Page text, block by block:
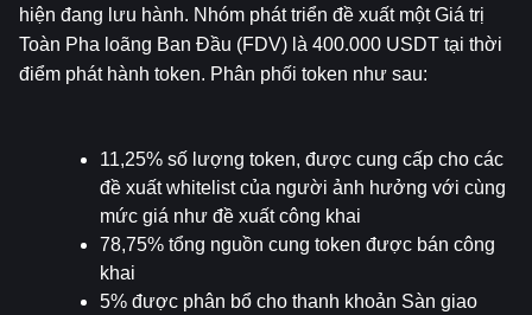
hiện đang lưu hành. Nhóm phát triển đề xuất một Giá trị
Toàn Pha loãng Ban Đầu (FDV) là 400.000 USDT tại thời
điểm phát hành token. Phân phối token như sau:
11,25% số lượng token, được cung cấp cho các
đề xuất whitelist của người ảnh hưởng với cùng
mức giá như đề xuất công khai
78,75% tổng nguồn cung token được bán công
khai
5% được phân bổ cho thanh khoản Sàn giao